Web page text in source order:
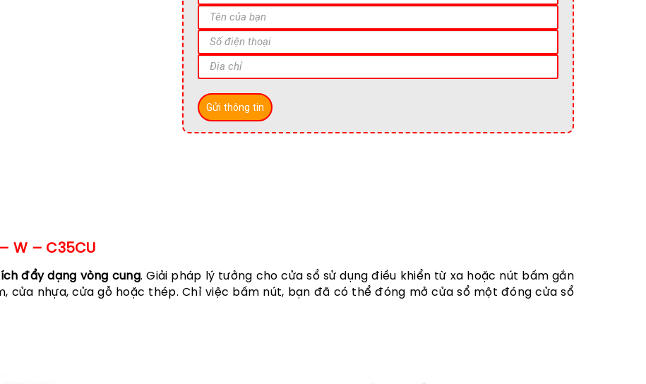
W – C35CU
đẩy dạng vòng cung.Giải pháp lý tưởng cho cửa sổ sử dụng điều khiển từ xa hoặc nút bấm gắn
cửa nhựa, cửa gỗ hoặc thép. Chỉ việc bấm nút, bạn đã có thể đóng mở cửa sổ một đóng cửa sổ